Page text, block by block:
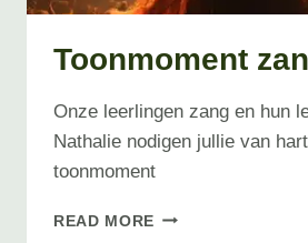
Toonmoment
Onze leerlingen zang en hun
Nathalie nodigen jullie van
toonmoment
READ MORE TOONMOMENT